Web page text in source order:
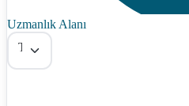
Uzmanlık Alanı
Tümü